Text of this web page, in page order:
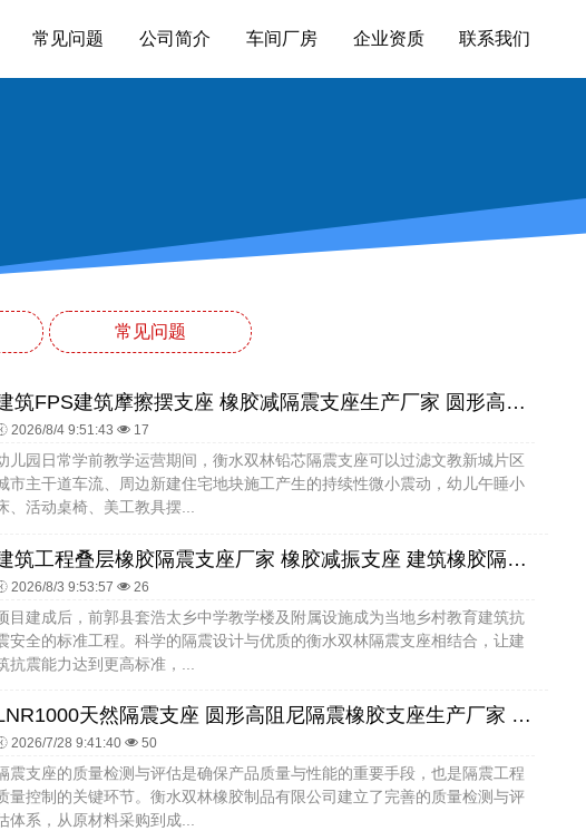
常见问题 公司简介 车间厂房 企业资质 联系我们
常见问题
建筑FPS建筑摩擦摆支座 橡胶减隔震支座生产厂家 圆形高阻尼隔震橡胶支座多少钱
2026/8/4 9:51:43 17
儿园日常学前教学运营期间，衡水双林铅芯隔震支座可以过滤文教新城片区
市主干道车流、周边新建住宅地块施工产生的持续性微小震动，幼儿午睡小
、活动桌椅、美工教具摆...
建筑工程叠层橡胶隔震支座厂家 橡胶减振支座 建筑橡胶隔振支座生产厂家
2026/8/3 9:53:57 26
目建成后，前郭县套浩太乡中学教学楼及附属设施成为当地乡村教育建筑抗
安全的标准工程。科学的隔震设计与优质的衡水双林隔震支座相结合，让建
抗震能力达到更高标准，...
LNR1000天然隔震支座 圆形高阻尼隔震橡胶支座生产厂家 高阻尼HDR橡胶隔震支座厂家
2026/7/28 9:41:40 50
震支座的质量检测与评估是确保产品质量与性能的重要手段，也是隔震工程
量控制的关键环节。衡水双林橡胶制品有限公司建立了完善的质量检测与评
体系，从原材料采购到成...